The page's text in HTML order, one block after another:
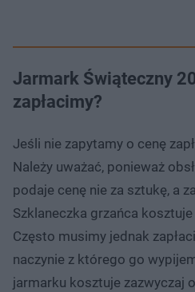
Jarmark Świąteczny
zapłacimy?
Jeśli nie zapytamy o cenę
Należy uważać, ponieważ
podaje cenę nie za sztukę, a
Szklaneczka grzańca kosztuje
Często musimy jednak
naczynie z którego go
jarmarku kosztuje zazwyczaj